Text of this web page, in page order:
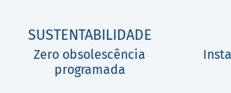
SUSTENTABILIDADE
Zero obsolescência
programada